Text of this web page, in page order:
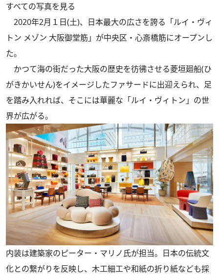
すべての写真を見る
2020年2月１日(土)、日本最大の広さを誇る「ルイ・ヴィ
トン メゾン 大阪御堂筋」が中央区・心斎橋筋にオープンし
た。
かつて海の街だった大阪の歴史を彷彿させる菱垣廻船(ひ
がきかいせん)をイメージしたファサードに出迎えられ、足
を踏み入れれば、そこには華麗な「ルイ・ヴィトン」の世
界が広がる。
内装は建築家のピーター・マリノ氏が担当。日本の伝統文
化との繋がりを反映し、木工細工や和紙の折り紙なども採